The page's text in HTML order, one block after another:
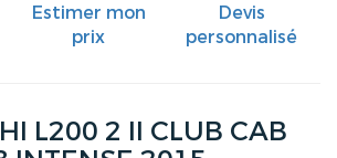
Estimer mon
prix
Devis
personnalisé
L200 2 II CLUB CAB